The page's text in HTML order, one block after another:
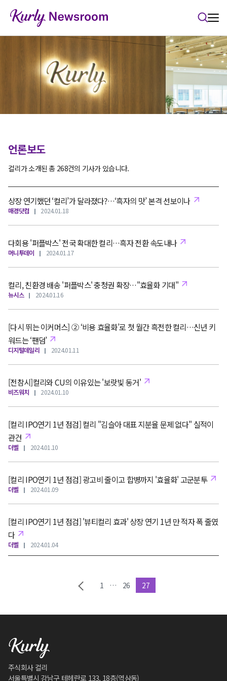
언론보도
컬리가 소개된 총 268건의 기사가 있습니다.
상장 연기했던 ‘컬리’가 달라졌다?…‘흑자의 맛’ 본격 선보이나
매경닷컴 2024.01.18
다회용 '퍼플박스' 전국 확대한 컬리…흑자 전환 속도내나
머니투데이 2024.01.17
컬리, 친환경 배송 '퍼플박스' 충청권 확장…"효율화 기대"
뉴시스 2024.01.16
[다시 뛰는 이커머스] ② ‘비용 효율화’로 첫 월간 흑전한 컬리…신년 키
워드는 ‘팬덤’
디지털데일리 2024.01.11
[전참시]컬리와 CU의 이유있는 '보랏빛 동거'
비즈워치 2024.01.10
[컬리 IPO연기 1년 점검] 컬리 "김슬아 대표 지분율 문제 없다" 실적이
관건
더벨 2024.01.10
[컬리 IPO연기 1년 점검] 광고비 줄이고 합병까지 '효율화' 고군분투
더벨 2024.01.09
[컬리 IPO연기 1년 점검] '뷰티컬리 효과' 상장 연기 1년 만 적자 폭 줄였
다
더벨 2024.01.04
1 … 26 27
주식회사 컬리
서울특별시 강남구 테헤란로 133, 18층(역삼동)